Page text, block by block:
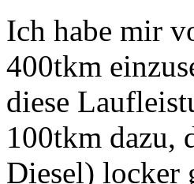
Ich habe mir
400tkm
diese
100tkm dazu,
Diesel) locker